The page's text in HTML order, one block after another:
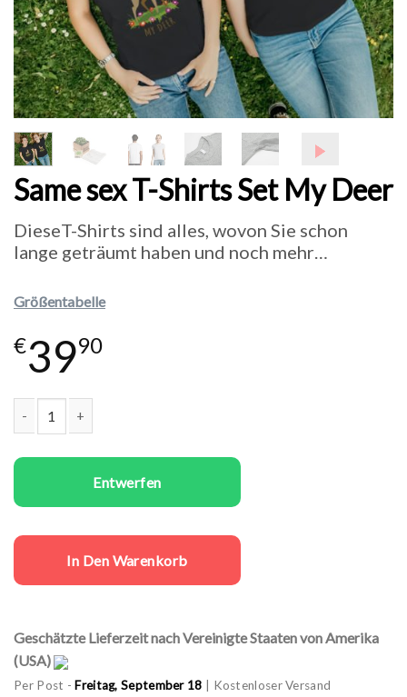
Same sex T-Shirts Set My Deer
DieseT-Shirts sind alles, wovon Sie schon
lange geträumt haben und noch mehr…
Größentabelle
€3990
Entwerfen
In Den Warenkorb
Geschätzte Lieferzeit nach Vereinigte Staaten von Amerika
(USA)
Per Post -Freitag, September 18 | Kostenloser Versand